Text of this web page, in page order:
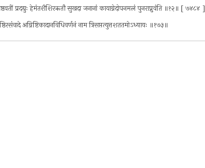
प्रदद्युः हेमंतशैशिरऋतौ सुखदा जनानां कायाग्नेदोपनमलं पुनराप्नुवंति ॥१२॥ [ ७४८४ ]
अग्निष्टिकादानविधिवर्णनं नाम त्रिसप्तत्युत्तशततमोऽध्यायः ॥१७३॥